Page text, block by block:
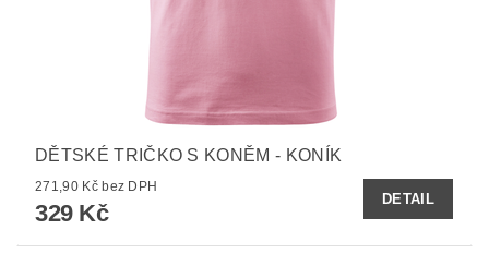
DĚTSKÉ TRIČKO S KONĚM - KONÍK
271,90 Kč bez DPH
329 Kč
DETAIL